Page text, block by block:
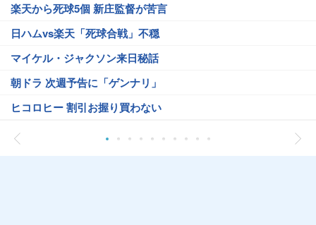
楽天から死球5個 新庄監督が苦言
日ハムvs楽天「死球合戦」不穏
マイケル・ジャクソン来日秘話
朝ドラ 次週予告に「ゲンナリ」
ヒコロヒー 割引お握り買わない